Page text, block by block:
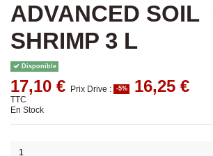
ADVANCED SOIL
SHRIMP 3 L
Disponible
17,10 € Prix Drive : -5% 16,25 €
TTC
En Stock